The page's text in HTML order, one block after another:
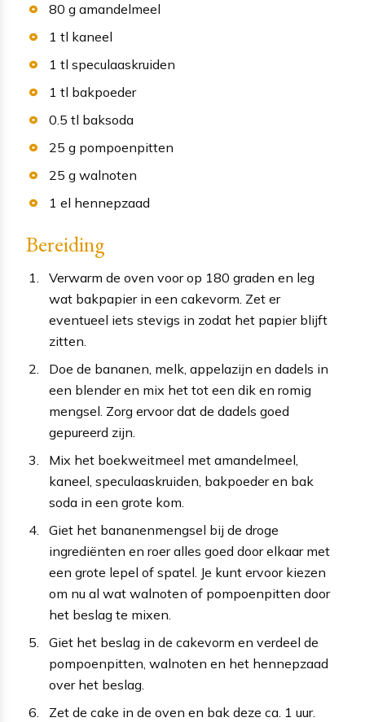
80 g amandelmeel
1 tl kaneel
1 tl speculaaskruiden
1 tl bakpoeder
0.5 tl baksoda
25 g pompoenpitten
25 g walnoten
1 el hennepzaad
Bereiding
Verwarm de oven voor op 180 graden en leg
wat bakpapier in een cakevorm. Zet er
eventueel iets stevigs in zodat het papier blijft
zitten.
Doe de bananen, melk, appelazijn en dadels in
een blender en mix het tot een dik en romig
mengsel. Zorg ervoor dat de dadels goed
gepureerd zijn.
Mix het boekweitmeel met amandelmeel,
kaneel, speculaaskruiden, bakpoeder en bak
soda in een grote kom.
Giet het bananenmengsel bij de droge
ingrediënten en roer alles goed door elkaar met
een grote lepel of spatel. Je kunt ervoor kiezen
om nu al wat walnoten of pompoenpitten door
het beslag te mixen.
Giet het beslag in de cakevorm en verdeel de
pompoenpitten, walnoten en het hennepzaad
over het beslag.
Zet de cake in de oven en bak deze ca. 1 uur.